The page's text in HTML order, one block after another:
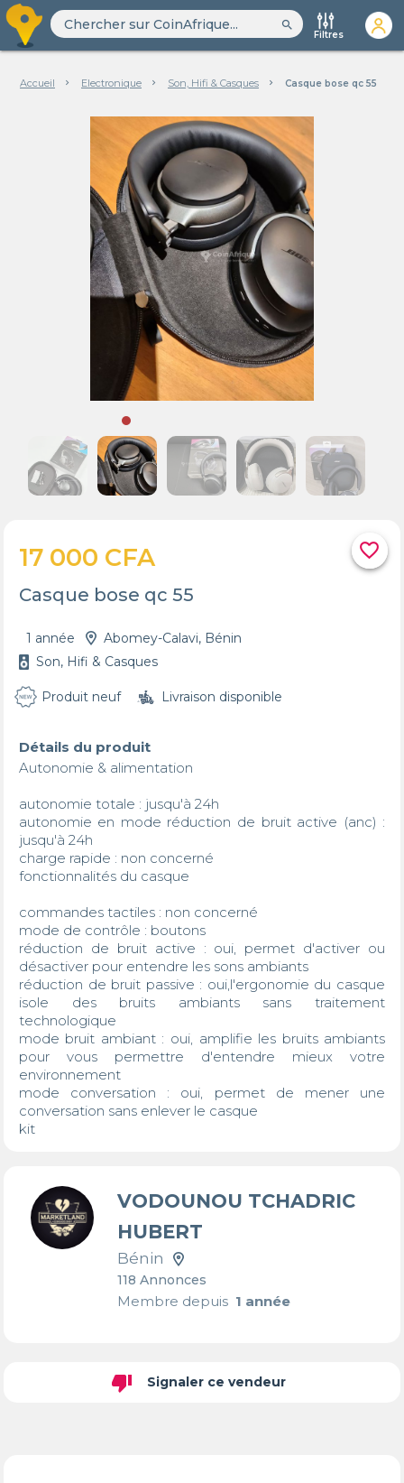
search
Filtres
Accueil Electronique Son, Hifi & Casques Casque bose qc 55
favorite_border
17 000 CFA
Casque bose qc 55
1 année
Abomey-Calavi, Bénin
Son, Hifi & Casques
Produit neuf Livraison disponible
Détails du produit
Autonomie & alimentation
autonomie totale : jusqu'à 24h
autonomie en mode réduction de bruit active (anc) :
jusqu'à 24h
charge rapide : non concerné
fonctionnalités du casque
commandes tactiles : non concerné
mode de contrôle : boutons
réduction de bruit active : oui, permet d'activer ou
désactiver pour entendre les sons ambiants
réduction de bruit passive : oui,l'ergonomie du casque
isole des bruits ambiants sans traitement
technologique
mode bruit ambiant : oui, amplifie les bruits ambiants
pour vous permettre d'entendre mieux votre
environnement
mode conversation : oui, permet de mener une
conversation sans enlever le casque
kit
VODOUNOU TCHADRIC
HUBERT
Bénin
118 Annonces
Membre depuis1 année
thumb_down Signaler ce vendeur